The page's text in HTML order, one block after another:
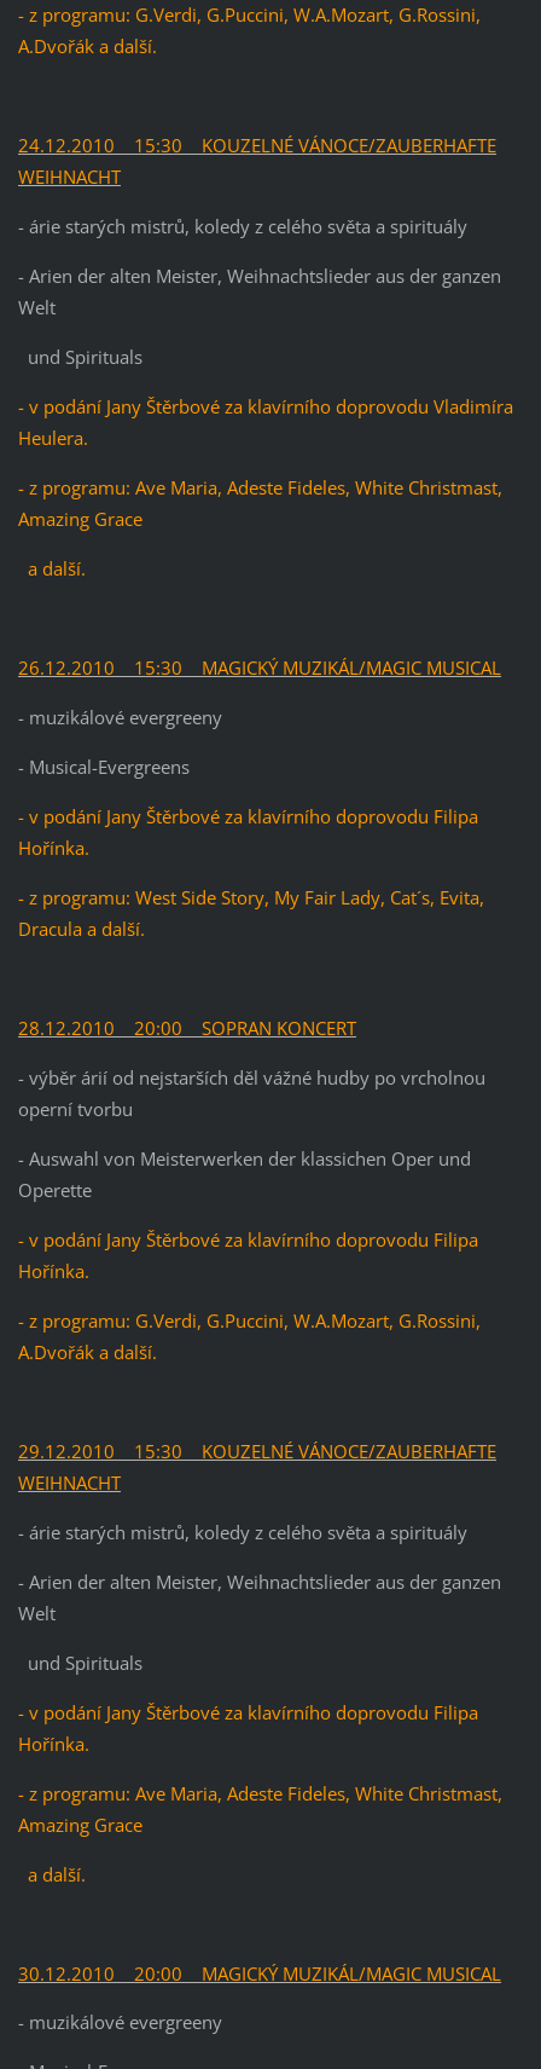
- z programu: G.Verdi, G.Puccini, W.A.Mozart, G.Rossini,
A.Dvořák a další.
24.12.2010 15:30 KOUZELNÉ VÁNOCE/ZAUBERHAFTE
WEIHNACHT
- árie starých mistrů, koledy z celého světa a spirituály
- Arien der alten Meister, Weihnachtslieder aus der ganzen
Welt
und Spirituals
- v podání Jany Štěrbové za klavírního doprovodu Vladimíra
Heulera.
- z programu: Ave Maria, Adeste Fideles, White Christmast,
Amazing Grace
a další.
26.12.2010 15:30 MAGICKÝ MUZIKÁL/MAGIC MUSICAL
- muzikálové evergreeny
- Musical-Evergreens
- v podání Jany Štěrbové za klavírního doprovodu Filipa
Hořínka.
- z programu: West Side Story, My Fair Lady, Cat´s, Evita,
Dracula a další.
28.12.2010 20:00 SOPRAN KONCERT
- výběr árií od nejstarších děl vážné hudby po vrcholnou
operní tvorbu
- Auswahl von Meisterwerken der klassichen Oper und
Operette
- v podání Jany Štěrbové za klavírního doprovodu Filipa
Hořínka.
- z programu: G.Verdi, G.Puccini, W.A.Mozart, G.Rossini,
A.Dvořák a další.
29.12.2010 15:30 KOUZELNÉ VÁNOCE/ZAUBERHAFTE
WEIHNACHT
- árie starých mistrů, koledy z celého světa a spirituály
- Arien der alten Meister, Weihnachtslieder aus der ganzen
Welt
und Spirituals
- v podání Jany Štěrbové za klavírního doprovodu Filipa
Hořínka.
- z programu: Ave Maria, Adeste Fideles, White Christmast,
Amazing Grace
a další.
30.12.2010 20:00 MAGICKÝ MUZIKÁL/MAGIC MUSICAL
- muzikálové evergreeny